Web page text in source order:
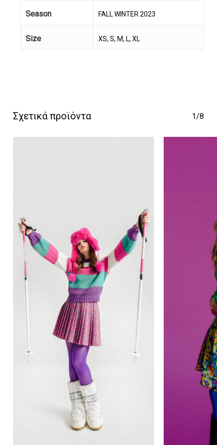
Κανένα προϊόν στο
καλάθι σας.
Season FALL WINTER 2023
Size XS, S, M, L, XL
Σχετικά προϊόντα 1/8